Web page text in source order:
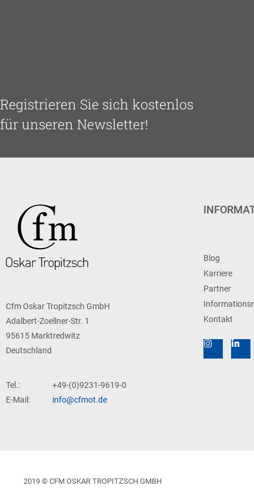
Registrieren Sie sich kostenlos
für unseren Newsletter!
Cfm Oskar Tropitzsch GmbH
Adalbert-Zoellner-Str. 1
95615 Marktredwitz
Deutschland
Tel.:
+49-(0)9231-9619-0
E-Mail:
info@cfmot.de
Blog
Karriere
Partner
Kontakt
2019 © CFM OSKAR TROPITZSCH GMBH